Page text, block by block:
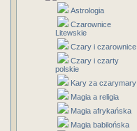
Astrologia
Czarownice
Litewskie
Czary i czarownice
Czary i czarty
polskie
Kary za czarymary
Magia a religia
Magia afrykańska
Magia babilońska